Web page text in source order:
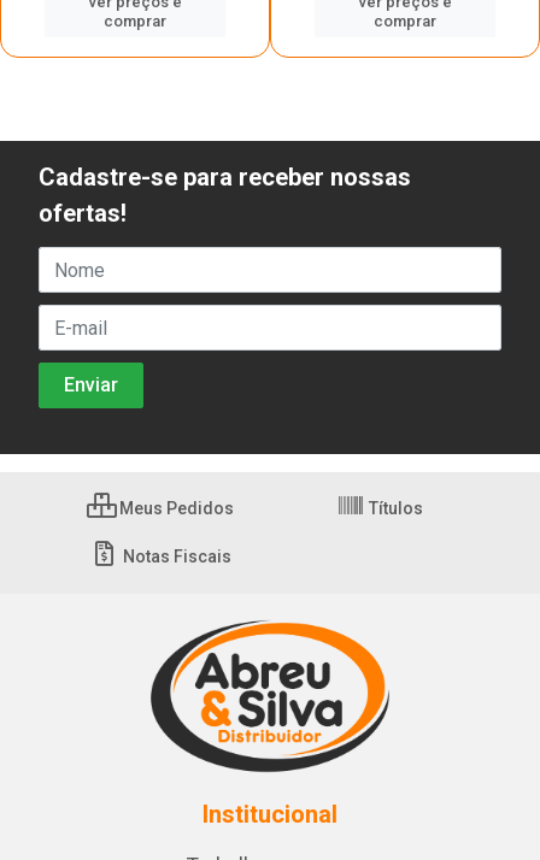
comprar
comprar
Cadastre-se para receber nossas
ofertas!
Meus Pedidos Títulos
Notas Fiscais
Institucional